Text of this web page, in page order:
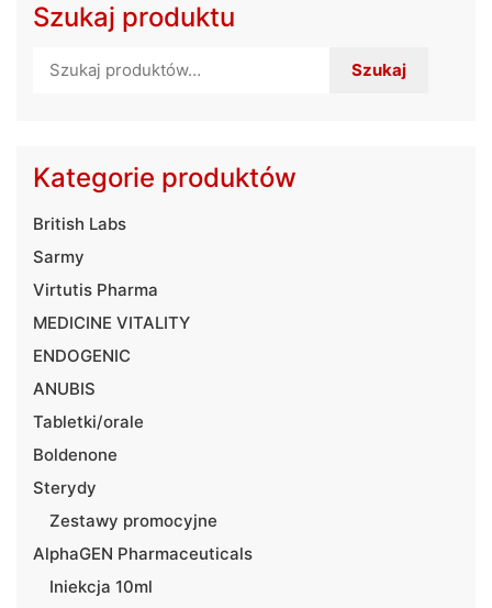
Szukaj produktu
Szukaj
Kategorie produktów
British Labs
Sarmy
Virtutis Pharma
MEDICINE VITALITY
ENDOGENIC
ANUBIS
Tabletki/orale
Boldenone
Sterydy
Zestawy promocyjne
AlphaGEN Pharmaceuticals
Iniekcja 10ml